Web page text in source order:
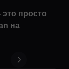
просто
на